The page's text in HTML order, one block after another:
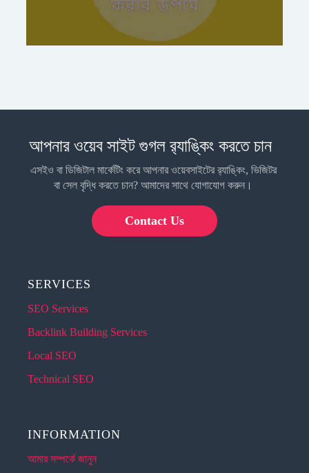
আপনার ওয়েব সাইট গুগল র‍্যাঙ্কিং করতে চান
এসইও বা ডিজিটাল মার্কেটিং করে আপনার ওয়েবসাইটের র‍্যাঙ্কিং, ভিজিটর
বা সেল বৃদ্ধি করতে চান? আমাদের সাথে যোগাযোগ করুন।
Contact Us
SERVICES
SEO Services
Backlink Building Services
Local SEO
Technical SEO
INFORMATION
আমার সম্পর্কে জানুন